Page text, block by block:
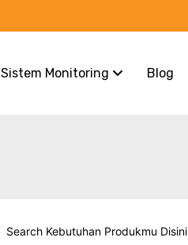
Sistem Monitoring Blog
Search Kebutuhan Produkmu Disini